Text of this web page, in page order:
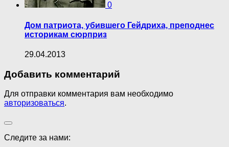
0
Дом патриота, убившего Гейдриха, преподнес
историкам сюрприз
29.04.2013
Добавить комментарий
Для отправки комментария вам необходимо
авторизоваться.
Следите за нами: